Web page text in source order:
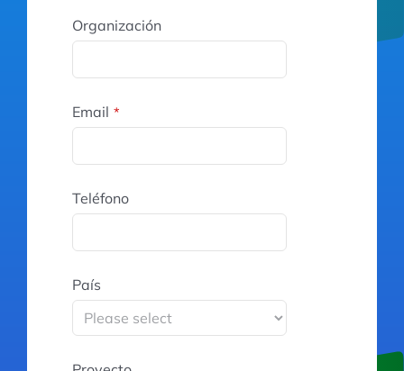
Organización
Email *
Teléfono
País